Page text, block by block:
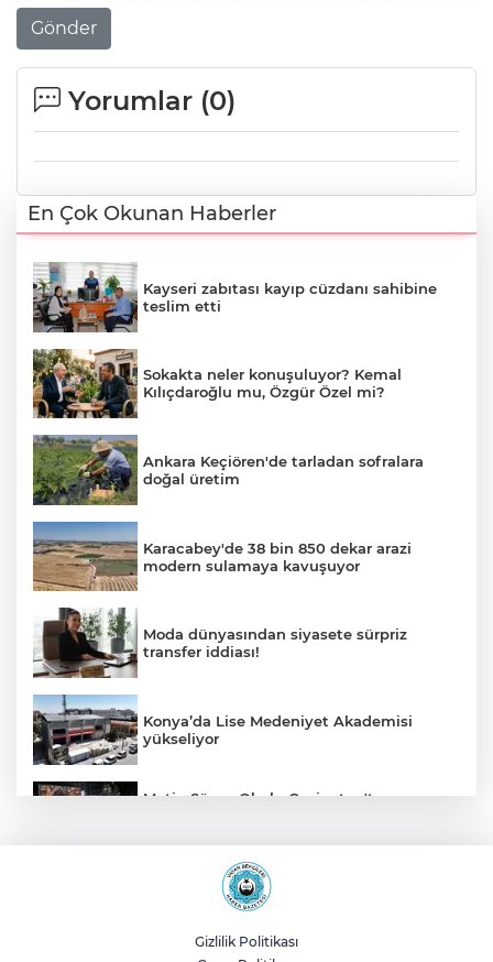
Gönder
Yorumlar (0)
En Çok Okunan Haberler
Kayseri zabıtası kayıp cüzdanı sahibine
teslim etti
Sokakta neler konuşuluyor? Kemal
Kılıçdaroğlu mu, Özgür Özel mi?
Ankara Keçiören'de tarladan sofralara
doğal üretim
Karacabey'de 38 bin 850 dekar arazi
modern sulamaya kavuşuyor
Moda dünyasından siyasete sürpriz
transfer iddiası!
Konya’da Lise Medeniyet Akademisi
yükseliyor
Metin Sözen Okulu Gaziantep'te
Manisa Büyükşehir İle “Mahallemde
Gizlilik Politikası